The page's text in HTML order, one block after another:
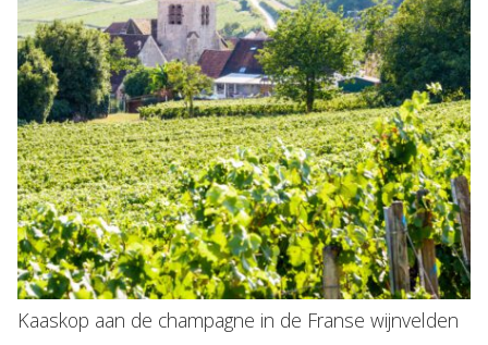
Kaaskop aan de champagne in de Franse wijnvelden